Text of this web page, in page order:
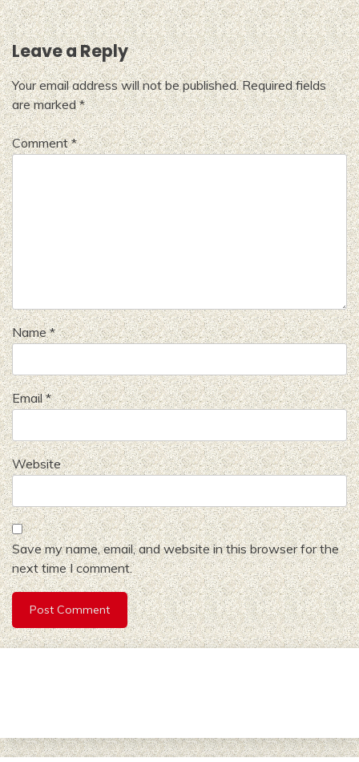
Leave a Reply
Your email address will not be published. Required fields
are marked*
Comment*
Name*
Email*
Website
Save my name, email, and website in this browser for the
next time I comment.